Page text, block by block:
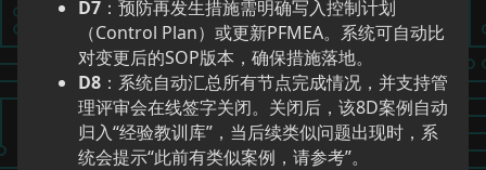
D7 ：预防再发生措施需明确写入控制计划
（Control Plan）或更新PFMEA。系统可自动比
对变更后的SOP版本，确保措施落地。
D8 ：系统自动汇总所有节点完成情况，并支持管
理评审会在线签字关闭。关闭后，该8D案例自动
归入“经验教训库”，当后续类似问题出现时，系
统会提示“此前有类似案例，请参考”。